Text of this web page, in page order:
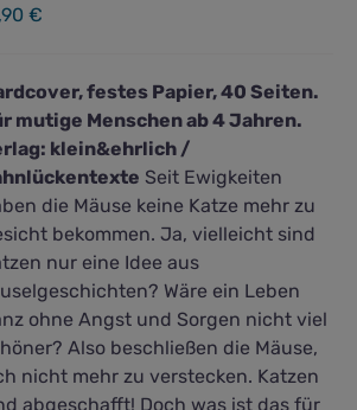
€
festes Papier, 40 Seiten.
mutige Menschen ab 4 Jahren.
klein&ehrlich /
Seit Ewigkeiten
die Mäuse keine Katze mehr zu
bekommen. Ja, vielleicht sind
nur eine Idee aus
Wäre ein Leben
ohne Angst und Sorgen nicht viel
Also beschließen die Mäuse,
nicht mehr zu verstecken. Katzen
abgeschafft! Doch was ist das für